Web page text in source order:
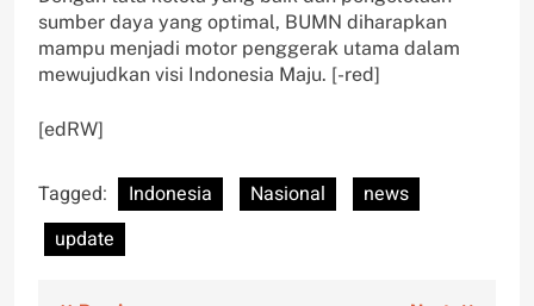
sumber daya yang optimal, BUMN diharapkan
mampu menjadi motor penggerak utama dalam
mewujudkan visi Indonesia Maju. [-red]
[edRW]
Tagged: Indonesia Nasional
news
update